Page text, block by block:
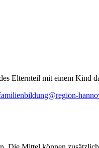
Elternteil mit einem Kind